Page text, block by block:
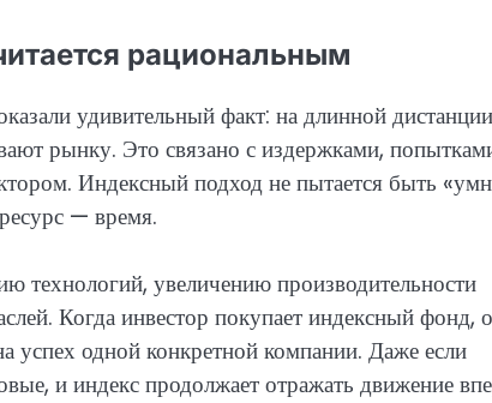
рациональным
удивительный факт: на длинной дистанции
рынку. Это связано с издержками,
Индексный подход не пытается быть
— время.
технологий, увеличению производительности
Когда инвестор покупает индексный фонд,
успех одной конкретной компании. Даже если
и индекс продолжает отражать движение